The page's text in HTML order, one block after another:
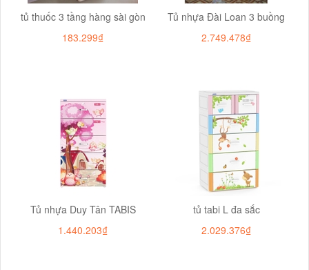
tủ thuốc 3 tầng hàng sài gòn
183.299₫
Tủ nhựa Đài Loan 3 buồng
2.749.478₫
Tủ nhựa Duy Tân TABIS
1.440.203₫
tủ tabi L đa sắc
2.029.376₫